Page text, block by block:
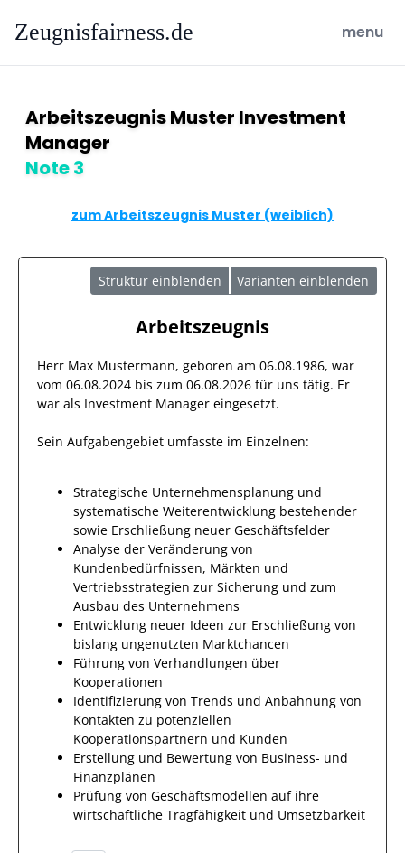
Zeugnisfairness.de open
menu
Arbeitszeugnis Muster Investment
Manager
Note 3
zum Arbeitszeugnis Muster (weiblich)
Struktur einblenden Varianten einblenden
Arbeitszeugnis
Herr Max Mustermann, geboren am 06.08.1986, war
vom 06.08.2024 bis zum 06.08.2026 für uns tätig. Er
war als Investment Manager eingesetzt.
Sein Aufgabengebiet umfasste im Einzelnen:
Strategische Unternehmensplanung und
systematische Weiterentwicklung bestehender
sowie Erschließung neuer Geschäftsfelder
Analyse der Veränderung von
Kundenbedürfnissen, Märkten und
Vertriebsstrategien zur Sicherung und zum
Ausbau des Unternehmens
Entwicklung neuer Ideen zur Erschließung von
bislang ungenutzten Marktchancen
Führung von Verhandlungen über
Kooperationen
Identifizierung von Trends und Anbahnung von
Kontakten zu potenziellen
Kooperationspartnern und Kunden
Erstellung und Bewertung von Business- und
Finanzplänen
Prüfung von Geschäftsmodellen auf ihre
wirtschaftliche Tragfähigkeit und Umsetzbarkeit